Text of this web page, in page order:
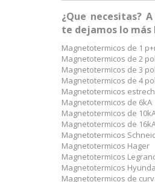
¿Que necesitas?
te dejamos lo más
Magnetotermicos de 1
Magnetotermicos de 2
Magnetotermicos de 3
Magnetotermicos de 4
Magnetotermicos
Magnetotermicos de 6kA
Magnetotermicos de
Magnetotermicos de
Magnetotermicos
Magnetotermicos Hager
Magnetotermicos
Magnetotermicos
Magnetotermicos de